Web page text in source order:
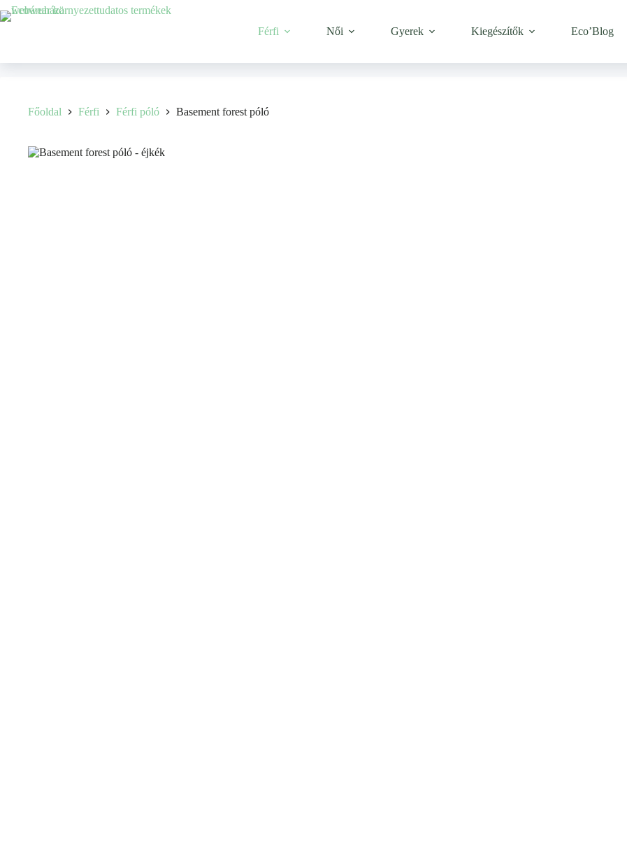
Férfi Női Gyerek Kiegészítők Eco’Blog
Főoldal Férfi Férfi póló Basement forest póló